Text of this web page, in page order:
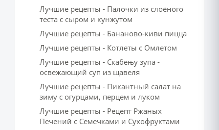
Лучшие рецепты - Палочки из слоёного
теста с сыром и кунжутом
Лучшие рецепты - Бананово-киви пицца
Лучшие рецепты - Котлеты с Омлетом
Лучшие рецепты - Скабењу зупа -
освежающий суп из щавеля
Лучшие рецепты - Пикантный салат на
зиму с огурцами, перцем и луком
Лучшие рецепты - Рецепт Ржаных
Печений с Семечками и Сухофруктами